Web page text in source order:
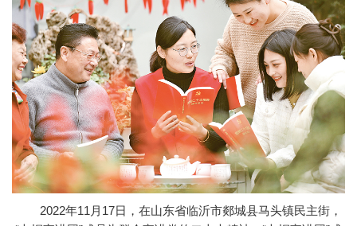
2022年11月17日，在山东省临沂市郯城县马头镇民主街，